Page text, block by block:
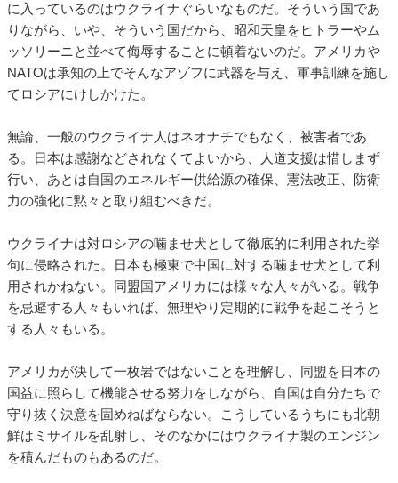
に入っているのはウクライナぐらいなものだ。そういう国であ
りながら、いや、そういう国だから、昭和天皇をヒトラーやム
ッソリーニと並べて侮辱することに頓着ないのだ。アメリカや
NATOは承知の上でそんなアゾフに武器を与え、軍事訓練を施し
てロシアにけしかけた。
無論、一般のウクライナ人はネオナチでもなく、被害者であ
る。日本は感謝などされなくてよいから、人道支援は惜しまず
行い、あとは自国のエネルギー供給源の確保、憲法改正、防衛
力の強化に黙々と取り組むべきだ。
ウクライナは対ロシアの噛ませ犬として徹底的に利用された挙
句に侵略された。日本も極東で中国に対する噛ませ犬として利
用されかねない。同盟国アメリカには様々な人々がいる。戦争
を忌避する人々もいれば、無理やり定期的に戦争を起こそうと
する人々もいる。
アメリカが決して一枚岩ではないことを理解し、同盟を日本の
国益に照らして機能させる努力をしながら、自国は自分たちで
守り抜く決意を固めねばならない。こうしているうちにも北朝
鮮はミサイルを乱射し、そのなかにはウクライナ製のエンジン
を積んだものもあるのだ。